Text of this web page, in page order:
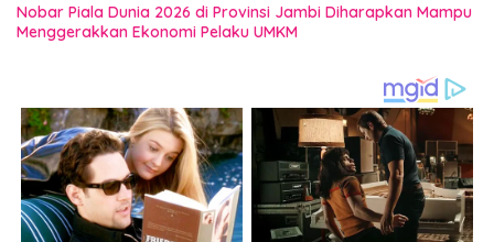
Nobar Piala Dunia 2026 di Provinsi Jambi Diharapkan Mampu
Menggerakkan Ekonomi Pelaku UMKM